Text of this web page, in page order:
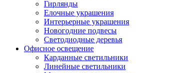
Гирлянды
Елочные украшения
Интерьерные украшения
Новогодние подвесы
Светодиодные деревья
Офисное освещение
Карданные светильники
Линейные светильники